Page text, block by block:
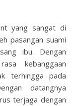
pasangan suami
ibu. Dengan
kebanggaan
terhingga pada
datangnya
terjaga dengan